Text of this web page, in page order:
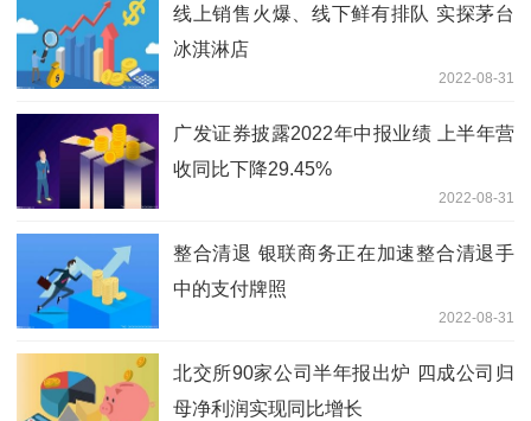
线上销售火爆、线下鲜有排队 实探茅台
冰淇淋店
2022-08-31
广发证券披露2022年中报业绩 上半年营
收同比下降29.45%
2022-08-31
整合清退 银联商务正在加速整合清退手
中的支付牌照
2022-08-31
北交所90家公司半年报出炉 四成公司归
母净利润实现同比增长